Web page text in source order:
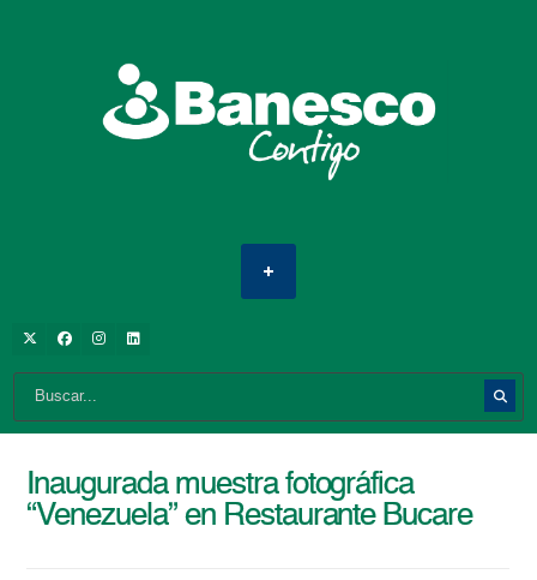
Inaugurada muestra fotográfica
“Venezuela” en Restaurante Bucare